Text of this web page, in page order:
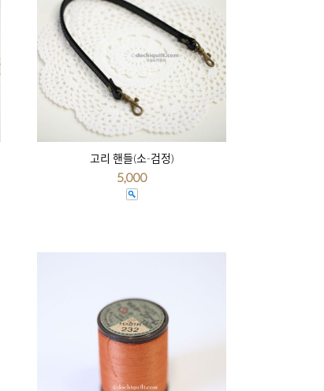
고리 핸들(소-검정)
5,000